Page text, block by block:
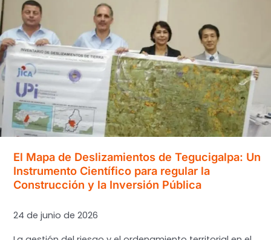
El Mapa de Deslizamientos de Tegucigalpa: Un
Instrumento Científico para regular la
Construcción y la Inversión Pública
24 de junio de 2026